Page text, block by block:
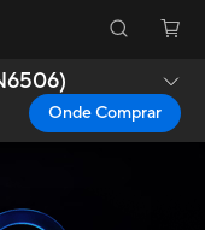
Onde Comprar